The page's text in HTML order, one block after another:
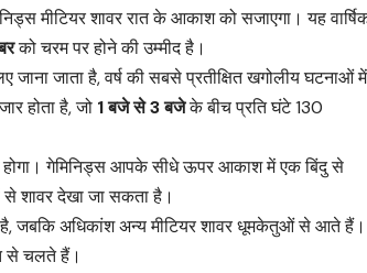
मीटियर शावर रात के आकाश को सजाएगा। यह
को चरम पर होने की उम्मीद है।
जाता है, वर्ष की सबसे प्रतीक्षित खगोलीय घटनाओं में
होता है, जो 1 बजे से 3 बजेके बीच प्रति घंटे 130
होगा। गेमिनिड्स आपके सीधे ऊपर आकाश में एक बिंदु से
से शावर देखा जा सकता है।
है, जबकि अधिकांश अन्य मीटियर शावर धूमकेतुओं से आते हैं।
से चलते हैं।